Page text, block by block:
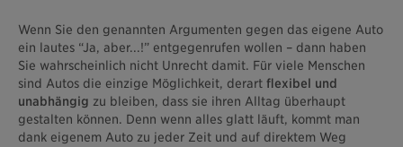
Wenn Sie den genannten Argumenten gegen das eigene Auto
ein lautes “Ja, aber...!” entgegenrufen wollen – dann haben
Sie wahrscheinlich nicht Unrecht damit. Für viele Menschen
sind Autos die einzige Möglichkeit, derart flexibel und
unabhängig zu bleiben, dass sie ihren Alltag überhaupt
gestalten können. Denn wenn alles glatt läuft, kommt man
dank eigenem Auto zu jeder Zeit und auf direktem Weg